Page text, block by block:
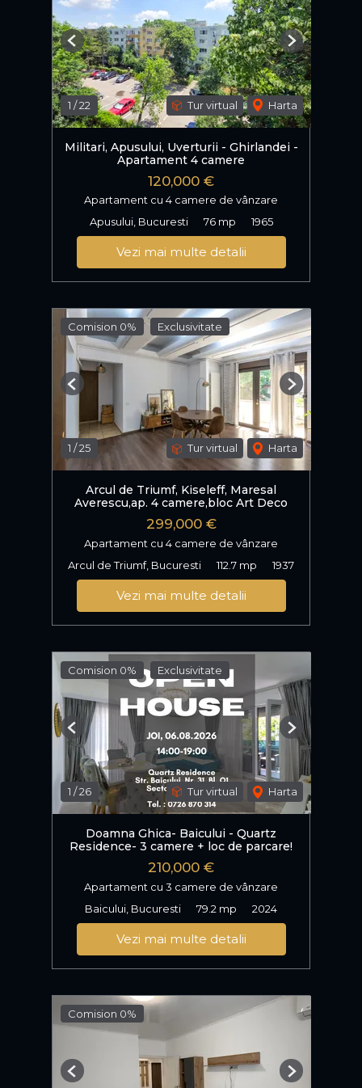
1 /22 Tur virtual Harta
Previous Next
Militari, Apusului, Uverturii - Ghirlandei -
Apartament 4 camere
120,000 €
Apartament cu 4 camere de vânzare
Apusului, Bucuresti
76 mp 1965
Vezi mai multe detalii
Comision 0% Exclusivitate
1 /25 Tur virtual Harta
Previous Next
Arcul de Triumf, Kiseleff, Maresal
Averescu,ap. 4 camere,bloc Art Deco
299,000 €
Apartament cu 4 camere de vânzare
Arcul de Triumf, Bucuresti
112.7 mp 1937
Vezi mai multe detalii
Comision 0% Exclusivitate
1 /26 Tur virtual Harta
Previous Next
Doamna Ghica- Baicului - Quartz
Residence- 3 camere + loc de parcare!
210,000 €
Apartament cu 3 camere de vânzare
Baicului, Bucuresti
79.2 mp 2024
Vezi mai multe detalii
Comision 0%
Previous Next